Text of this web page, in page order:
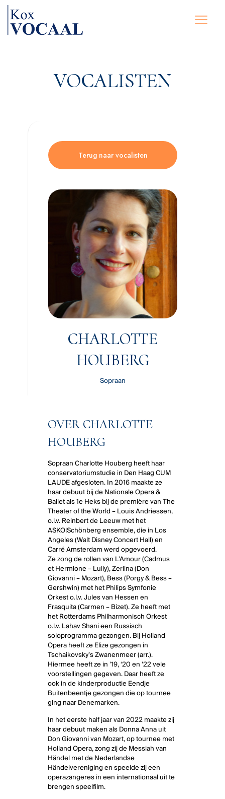
VOCALISTEN
OVER CHARLOTTE
HOUBERG
Sopraan Charlotte Houberg heeft haar
conservatoriumstudie in Den Haag CUM
LAUDE afgesloten. In 2016 maakte ze
haar debuut bij de Nationale Opera &
Ballet als 1e Heks bij de première van The
Theater of the World – Louis Andriessen,
o.l.v. Reinbert de Leeuw met het
ASKO|Schönberg ensemble, die in Los
Angeles (Walt Disney Concert Hall) en
Carré Amsterdam werd opgevoerd.
Ze zong de rollen van L’Amour (Cadmus
et Hermione – Lully), Zerlina (Don
Giovanni – Mozart), Bess (Porgy & Bess –
Gershwin) met het Philips Symfonie
Orkest o.l.v. Jules van Hessen en
Frasquita (Carmen – Bizet). Ze heeft met
het Rotterdams Philharmonisch Orkest
o.l.v. Lahav Shani een Russisch
soloprogramma gezongen. Bij Holland
Opera heeft ze Elize gezongen in
Tschaikovsky’s Zwanenmeer (arr.).
Hiermee heeft ze in ’19, ‘20 en ’22 vele
voorstellingen gegeven. Daar heeft ze
ook in de kinderproductie Eendje
Buitenbeentje gezongen die op tournee
ging naar Denemarken.
In het eerste half jaar van 2022 maakte zij
haar debuut maken als Donna Anna uit
Don Giovanni van Mozart, op tournee met
Holland Opera, zong zij de Messiah van
Händel met de Nederlandse
Händelvereniging en speelde zij een
operazangeres in een internationaal uit te
brengen speelfilm.
Terug naar vocalisten
CHARLOTTE
HOUBERG
Sopraan